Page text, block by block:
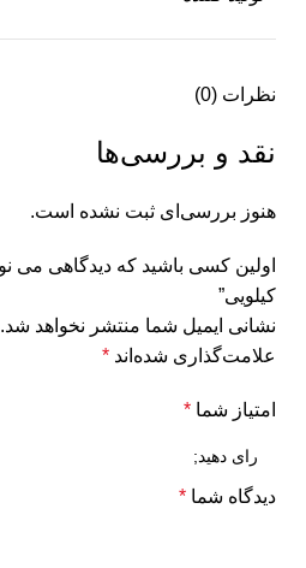
نظرات (0)
نقد و بررسی‌ها
هنوز بررسی‌ای ثبت نشده است.
کیلویی”
نشانی ایمیل شما منتشر نخواهد شد.
علامت‌گذاری شده‌اند *
امتیاز شما *
دیدگاه شما *